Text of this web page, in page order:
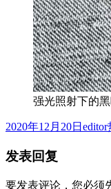
强光照射下的
发
于
2020年12月20日 作
editor
发表回复
要发表评论，您必须